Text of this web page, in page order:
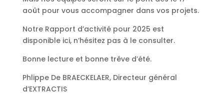
août pour vous accompagner dans vos projets.
Notre Rapport d’activité pour 2025 est
disponible ici, n’hésitez pas à le consulter.
Bonne lecture et bonne trêve d’été.
Phlippe De BRAECKELAER, Directeur général
d’EXTRACTIS